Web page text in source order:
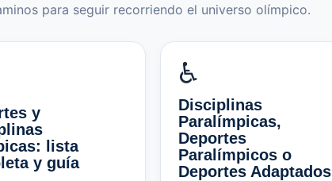
para seguir recorriendo el universo olímpico.
y
lista
y guía
♿
Disciplinas
Paralímpicas,
Deportes
Paralímpicos o
Deportes Adaptados